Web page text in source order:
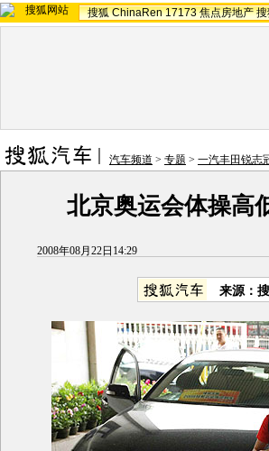
搜狐 ChinaRen 17173 焦点房地产 搜
汽车频道 > 专题 > 一汽丰田锐志
北京奥运会体操高
2008年08月22日14:29
来源：